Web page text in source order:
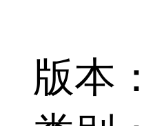
版本